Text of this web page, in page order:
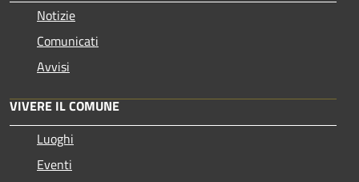
Notizie
Comunicati
Avvisi
VIVERE IL COMUNE
Luoghi
Eventi